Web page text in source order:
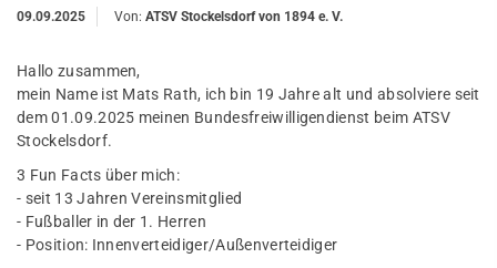
09.09.2025 Von: ATSV Stockelsdorf von 1894 e. V.
Hallo zusammen,
mein Name ist Mats Rath, ich bin 19 Jahre alt und absolviere seit
dem 01.09.2025 meinen Bundesfreiwilligendienst beim ATSV
Stockelsdorf.
3 Fun Facts über mich:
- seit 13 Jahren Vereinsmitglied
- Fußballer in der 1. Herren
- Position: Innenverteidiger/Außenverteidiger